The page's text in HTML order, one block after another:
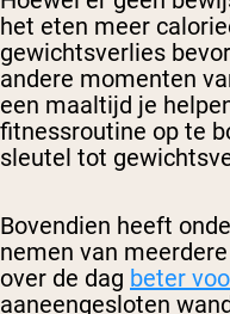
het eten meer
gewichtsverlies
andere momenten
een maaltijd je
fitnessroutine op te
sleutel tot
Bovendien heeft
nemen van
over de dag beter
aaneengesloten